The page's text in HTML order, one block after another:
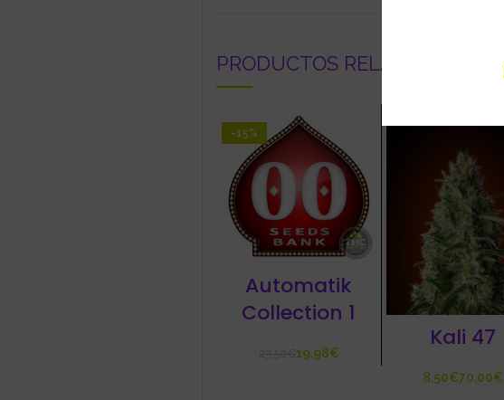
PRODUCTOS RELACIONADOS
-15%
Automatik
Collection 1
19,98€
Kali 47
€ €